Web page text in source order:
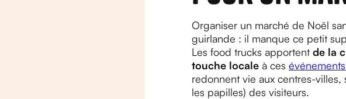
Organiser un marché de Noël
guirlande : il manque ce petit
Les food trucks apportent de la
touche locale à ces
redonnent vie aux centres-
les papilles) des visiteurs.